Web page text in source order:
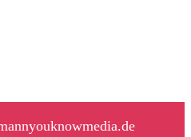
youknowmedia.de